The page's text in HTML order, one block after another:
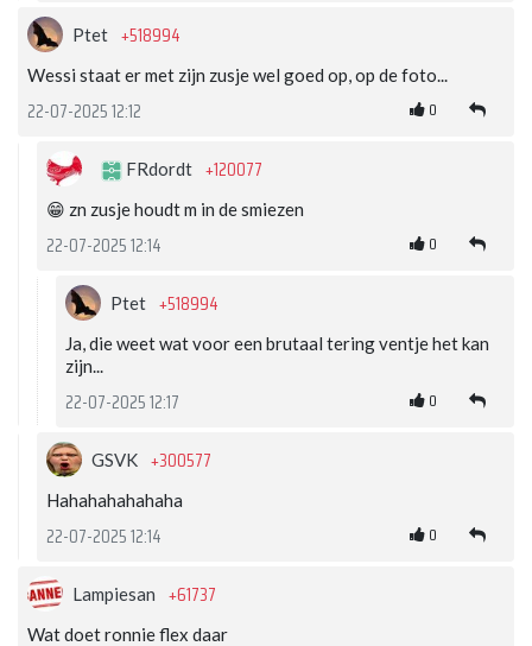
Ptet +518994
Wessi staat er met zijn zusje wel goed op, op de foto...
22-07-2025 12:12 0
FRdordt +120077
😁 zn zusje houdt m in de smiezen
22-07-2025 12:14 0
Ptet +518994
Ja, die weet wat voor een brutaal tering ventje het kan
zijn...
22-07-2025 12:17 0
GSVK +300577
Hahahahahahaha
22-07-2025 12:14 0
Lampiesan +61737
Wat doet ronnie flex daar